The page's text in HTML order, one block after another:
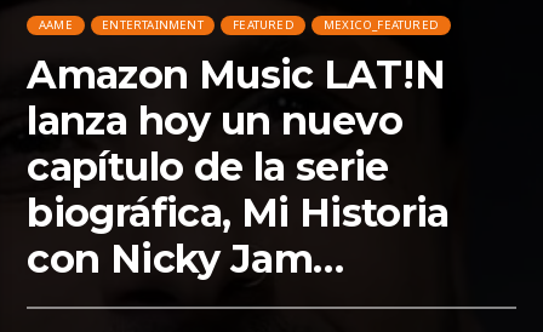
AAME ENTERTAINMENT FEATURED MEXICO_FEATURED
Amazon Music LAT!N
lanza hoy un nuevo
capítulo de la serie
biográfica, Mi Historia
con Nicky Jam…